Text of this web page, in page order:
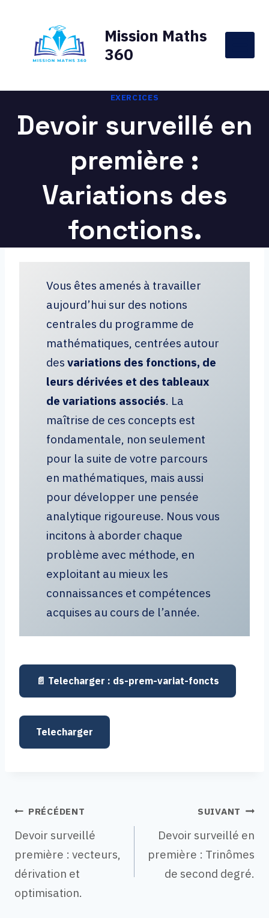
contenu
Mission Maths
360
EXERCICES
Devoir surveillé en
première :
Variations des
fonctions.
Vous êtes amenés à travailler
aujourd’hui sur des notions
centrales du programme de
mathématiques, centrées autour
desvariations des fonctions, de
leurs dérivées et des tableaux
de variations associés. La
maîtrise de ces concepts est
fondamentale, non seulement
pour la suite de votre parcours
en mathématiques, mais aussi
pour développer une pensée
analytique rigoureuse. Nous vous
incitons à aborder chaque
problème avec méthode, en
exploitant au mieux les
connaissances et compétences
acquises au cours de l’année.
ds-prem-variat-foncts
Telecharger
Navigation
de
PRÉCÉDENT
Devoir surveillé
première : vecteurs,
dérivation et
optimisation.
SUIVANT
Devoir surveillé en
première : Trinômes
de second degré.